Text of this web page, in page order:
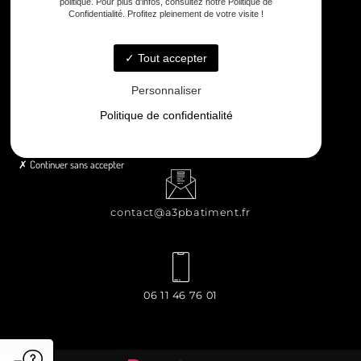
8 rue Principale Le Chiron, 17510 Néré
contact@a3pbatiment.fr
06 11 46 76 01
Confidentialité. Profitez pleinement de votre visite !
Tout accepter
Personnaliser
Politique de confidentialité
Continuer sans accepter